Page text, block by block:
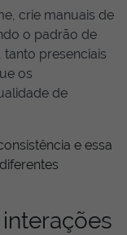
crie manuais de
o padrão de
presenciais
os
de
e essa